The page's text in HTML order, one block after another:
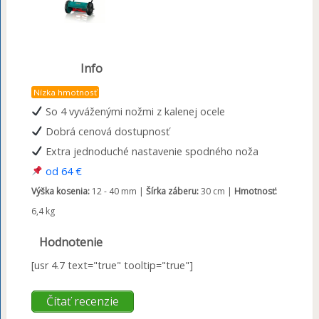
Info
Nízka hmotnosť
So 4 vyváženými nožmi z kalenej ocele
Dobrá cenová dostupnosť
Extra jednoduché nastavenie spodného noža
od 64 €
Výška kosenia:12 - 40 mm | Šírka záberu:30 cm | Hmotnosť:
6,4 kg
Hodnotenie
[usr 4.7 text="true" tooltip="true"]
Čítať recenzie